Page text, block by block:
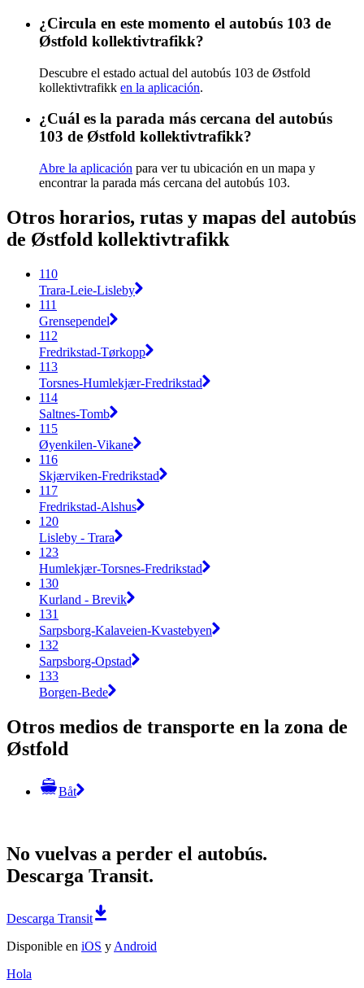
¿Circula en este momento el autobús 103 de
Østfold kollektivtrafikk?
Descubre el estado actual del autobús 103 de Østfold
kollektivtrafikk en la aplicación.
¿Cuál es la parada más cercana del autobús
103 de Østfold kollektivtrafikk?
Abre la aplicación para ver tu ubicación en un mapa y
encontrar la parada más cercana del autobús 103.
Otros horarios, rutas y mapas del autobús
de Østfold kollektivtrafikk
110
Trara-Leie-Lisleby
111
Grensependel
112
Fredrikstad-Tørkopp
113
Torsnes-Humlekjær-Fredrikstad
114
Saltnes-Tomb
115
Øyenkilen-Vikane
116
Skjærviken-Fredrikstad
117
Fredrikstad-Alshus
120
Lisleby - Trara
123
Humlekjær-Torsnes-Fredrikstad
130
Kurland - Brevik
131
Sarpsborg-Kalaveien-Kvastebyen
132
Sarpsborg-Opstad
133
Borgen-Bede
Otros medios de transporte en la zona de
Østfold
Båt
No vuelvas a perder el autobús.
Descarga Transit.
Descarga Transit
Disponible en iOS y Android
Hola